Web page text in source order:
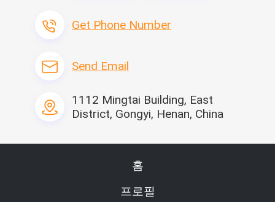
Get Phone Number
Send Email
1112 Mingtai Building, East
District, Gongyi, Henan, China
홈
프로필